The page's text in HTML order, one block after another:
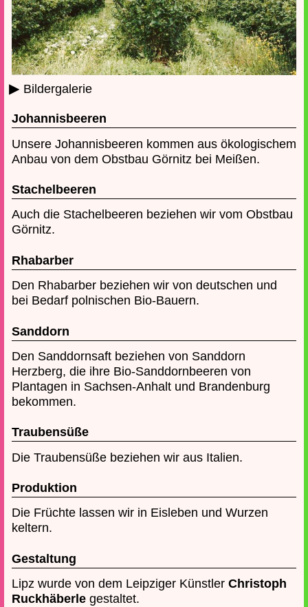
▸ Bildergalerie
Johannisbeeren
Unsere Johannisbeeren kommen aus ökologischem
Anbau von dem Obstbau Görnitz bei Meißen.
Stachelbeeren
Auch die Stachelbeeren beziehen wir vom Obstbau
Görnitz.
Rhabarber
Den Rhabarber beziehen wir von deutschen und
bei Bedarf polnischen Bio-Bauern.
Sanddorn
Den Sanddornsaft beziehen von Sanddorn
Herzberg, die ihre Bio-Sanddornbeeren von
Plantagen in Sachsen-Anhalt und Brandenburg
bekommen.
Traubensüße
Die Traubensüße beziehen wir aus Italien.
Produktion
Die Früchte lassen wir in Eisleben und Wurzen
keltern.
Gestaltung
Lipz wurde von dem Leipziger Künstler Christoph
Ruckhäberlegestaltet.